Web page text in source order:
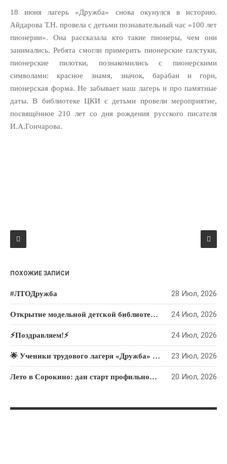
18 июня лагерь «Дружба» снова окунулся в историю.
Айдарова Т.Н. провела с детьми познавательный час «100 лет
пионерии». Она рассказала кто такие пионеры, чем они
занимались. Ребята смогли примерить пионерские галстуки,
пионерские пилотки, познакомились с пионерскими
символами: красное знамя, значок, барабан и горн,
пионерская форма. Не забывает наш лагерь и про памятные
даты. В библиотеке ЦКИ с детьми провели мероприятие,
посвящённое 210 лет со дня рождения русского писателя
И.А.Гончарова.
ПОХОЖИЕ ЗАПИСИ
#ЛТОДружба 28 Июл, 2026
Открытие модельной детской библиотеки , созданной в рамках национального проекта «Семья» 24 Июл, 2026
⚡️Поздравляем!⚡️ 24 Июл, 2026
🌟 Ученики трудового лагеря «Дружба» привели в порядок мемориал Великой Отечественной войны. 🌟 23 Июл, 2026
Лето в Сорокино: дан старт профильной смене «Дружба-2026»! 20 Июл, 2026